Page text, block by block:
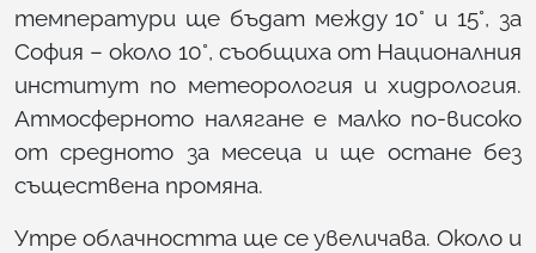
температури ще бъдат между 10° и 15°, за
София – около 10°, съобщиха от Националния
институт по метеорология и хидрология.
Атмосферното налягане е малко по-високо
от средното за месеца и ще остане без
съществена промяна.
Утре облачността ще се увеличава. Около и